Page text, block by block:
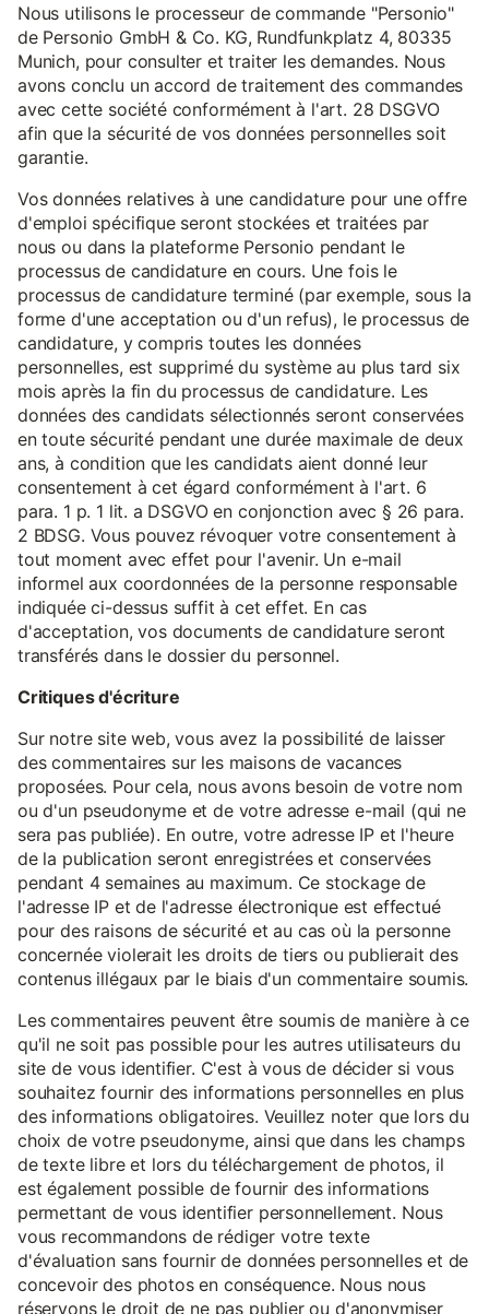
Nous utilisons le processeur de commande "Personio"
de Personio GmbH & Co. KG, Rundfunkplatz 4, 80335
Munich, pour consulter et traiter les demandes. Nous
avons conclu un accord de traitement des commandes
avec cette société conformément à l'art. 28 DSGVO
afin que la sécurité de vos données personnelles soit
garantie.
Vos données relatives à une candidature pour une offre
d'emploi spécifique seront stockées et traitées par
nous ou dans la plateforme Personio pendant le
processus de candidature en cours. Une fois le
processus de candidature terminé (par exemple, sous la
forme d'une acceptation ou d'un refus), le processus de
candidature, y compris toutes les données
personnelles, est supprimé du système au plus tard six
mois après la fin du processus de candidature. Les
données des candidats sélectionnés seront conservées
en toute sécurité pendant une durée maximale de deux
ans, à condition que les candidats aient donné leur
consentement à cet égard conformément à l'art. 6
para. 1 p. 1 lit. a DSGVO en conjonction avec § 26 para.
2 BDSG. Vous pouvez révoquer votre consentement à
tout moment avec effet pour l'avenir. Un e-mail
informel aux coordonnées de la personne responsable
indiquée ci-dessus suffit à cet effet. En cas
d'acceptation, vos documents de candidature seront
transférés dans le dossier du personnel.
Critiques d'écriture
Sur notre site web, vous avez la possibilité de laisser
des commentaires sur les maisons de vacances
proposées. Pour cela, nous avons besoin de votre nom
ou d'un pseudonyme et de votre adresse e-mail (qui ne
sera pas publiée). En outre, votre adresse IP et l'heure
de la publication seront enregistrées et conservées
pendant 4 semaines au maximum. Ce stockage de
l'adresse IP et de l'adresse électronique est effectué
pour des raisons de sécurité et au cas où la personne
concernée violerait les droits de tiers ou publierait des
contenus illégaux par le biais d'un commentaire soumis.
Les commentaires peuvent être soumis de manière à ce
qu'il ne soit pas possible pour les autres utilisateurs du
site de vous identifier. C'est à vous de décider si vous
souhaitez fournir des informations personnelles en plus
des informations obligatoires. Veuillez noter que lors du
choix de votre pseudonyme, ainsi que dans les champs
de texte libre et lors du téléchargement de photos, il
est également possible de fournir des informations
permettant de vous identifier personnellement. Nous
vous recommandons de rédiger votre texte
d'évaluation sans fournir de données personnelles et de
concevoir des photos en conséquence. Nous nous
réservons le droit de ne pas publier ou d'anonymiser